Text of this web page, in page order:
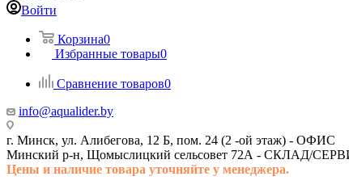
Войти
Корзина0
Избранные товары0
Сравнение товаров0
info@aqualider.by
г. Минск, ул. Алибегова, 12 Б, пом. 24 (2 -ой этаж) - ОФИС
Минский р-н, Щомыслицкий сельсовет 72А - СКЛАД/
Цены и наличие товара уточняйте у менеджера.